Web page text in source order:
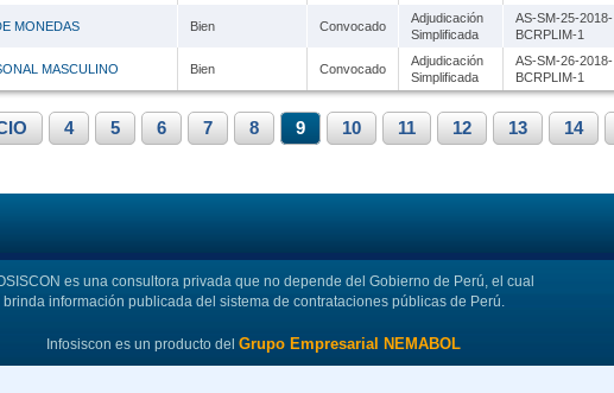
MONEDAS Bien Convocado
Adjudicación
Simplificada
AS-SM-25-2018-
BCRPLIM-1
MASCULINO Bien Convocado
Adjudicación
Simplificada
AS-SM-26-2018-
BCRPLIM-1
4 5 6 7 8 9 10 11 12 13 14
es una consultora privada que no depende del Gobierno de Perú, el cual
brinda información publicada del sistema de contrataciones públicas de Perú.
Infosiscon es un producto del Grupo Empresarial NEMABOL